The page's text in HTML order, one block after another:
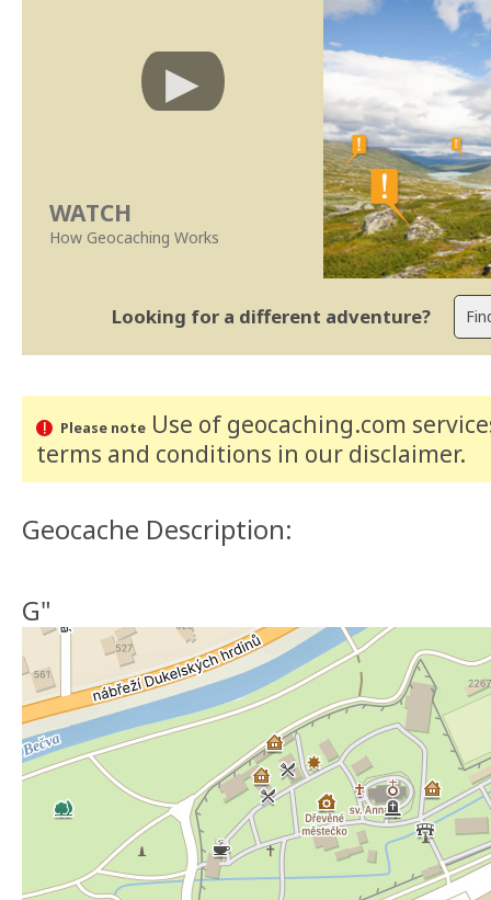
WATCH
How Geocaching Works
Looking for a different adventure?
Please noteUse of geocaching.com
terms and conditions in our disclaimer.
Geocache Description:
G"